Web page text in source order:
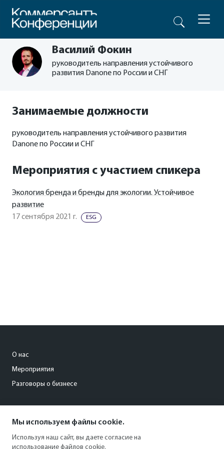
Василий Фокин
руководитель направления устойчивого
развития Danone по России и СНГ
Занимаемые должности
руководитель направления устойчивого развития
Danone по России и СНГ
Мероприятия с участием спикера
Экология бренда и бренды для экологии. Устойчивое
развитие
17 сентября 2021 г.
ESG
О нас
Мероприятия
Разговоры о бизнесе
+7 (495) 797-69-70
Мы используем файлы cookie.
Используя наш сайт, вы даете согласие на
использование файлов cookie.